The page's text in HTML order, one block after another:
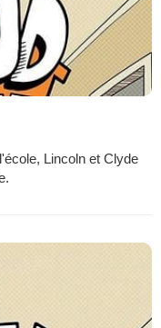
Lincoln et Clyde